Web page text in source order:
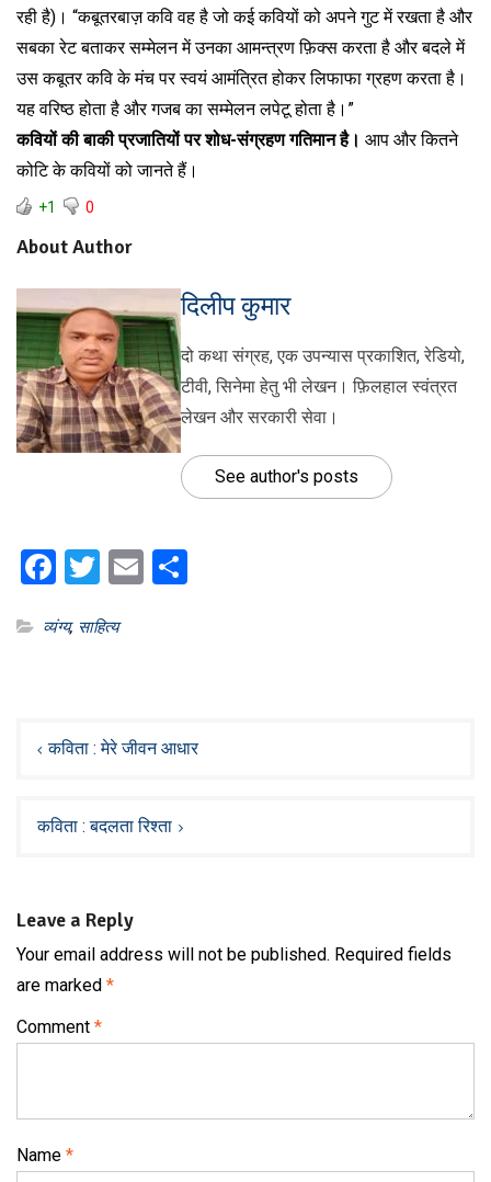
रही है)। “कबूतरबाज़ कवि वह है जो कई कवियों को अपने गुट में रखता है और
सबका रेट बताकर सम्मेलन में उनका आमन्त्रण फ़िक्स करता है और बदले में
उस कबूतर कवि के मंच पर स्वयं आमंत्रित होकर लिफाफा ग्रहण करता है।
यह वरिष्ठ होता है और गजब का सम्मेलन लपेटू होता है।”
कवियों की बाकी प्रजातियों पर शोध-संग्रहण गतिमान है। आप और कितने
कोटि के कवियों को जानते हैं।
+1 0
About Author
दिलीप कुमार
दो कथा संग्रह, एक उपन्यास प्रकाशित, रेडियो,
टीवी, सिनेमा हेतु भी लेखन। फ़िलहाल स्वंत्रत
लेखन और सरकारी सेवा।
See author's posts
Facebook
Twitter
Email
व्यंग्य, साहित्य
navigation
कविता : मेरे जीवन आधार
कविता : बदलता रिश्ता
Leave a Reply
Your email address will not be published. Required fields
are marked *
Comment *
Name *